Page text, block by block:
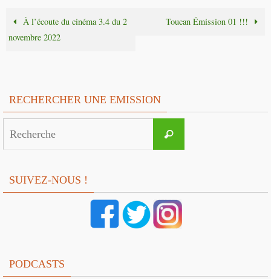
À l’écoute du cinéma 3.4 du 2
novembre 2022
Toucan Émission 01 !!!
RECHERCHER UNE EMISSION
Recherche
SUIVEZ-NOUS !
PODCASTS